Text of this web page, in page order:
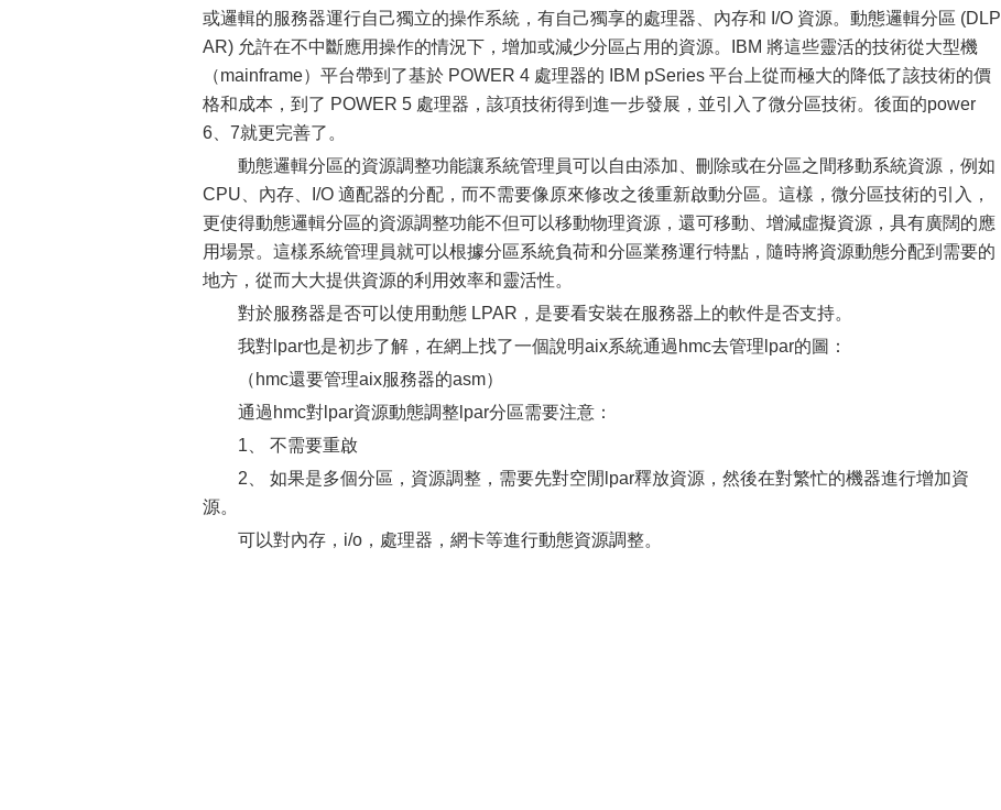
或邏輯的服務器運行自己獨立的操作系統，有自己獨享的處理器、內存和 I/O 資源。動態邏輯分區 (DLP
AR) 允許在不中斷應用操作的情況下，增加或減少分區占用的資源。IBM 將這些靈活的技術從大型機
（mainframe）平台帶到了基於 POWER 4 處理器的 IBM pSeries 平台上從而極大的降低了該技術的價
格和成本，到了 POWER 5 處理器，該項技術得到進一步發展，並引入了微分區技術。後面的power
6、7就更完善了。
動態邏輯分區的資源調整功能讓系統管理員可以自由添加、刪除或在分區之間移動系統資源，例如
CPU、內存、I/O 適配器的分配，而不需要像原來修改之後重新啟動分區。這樣，微分區技術的引入，
更使得動態邏輯分區的資源調整功能不但可以移動物理資源，還可移動、增減虛擬資源，具有廣闊的應
用場景。這樣系統管理員就可以根據分區系統負荷和分區業務運行特點，隨時將資源動態分配到需要的
地方，從而大大提供資源的利用效率和靈活性。
對於服務器是否可以使用動態 LPAR，是要看安裝在服務器上的軟件是否支持。
我對lpar也是初步了解，在網上找了一個說明aix系統通過hmc去管理lpar的圖：
（hmc還要管理aix服務器的asm）
通過hmc對lpar資源動態調整lpar分區需要注意：
1、 不需要重啟
2、 如果是多個分區，資源調整，需要先對空閒lpar釋放資源，然後在對繁忙的機器進行增加資
源。
可以對內存，i/o，處理器，網卡等進行動態資源調整。